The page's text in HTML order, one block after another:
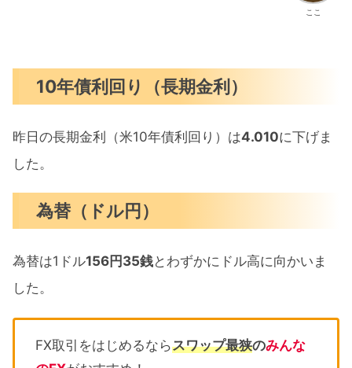
ここ
10年債利回り（長期金利）
昨日の長期金利（米10年債利回り）は4.010に下げま
した。
為替（ドル円）
為替は1ドル156円35銭とわずかにドル高に向かいま
した。
FX取引をはじめるならスワップ最狭のみんな